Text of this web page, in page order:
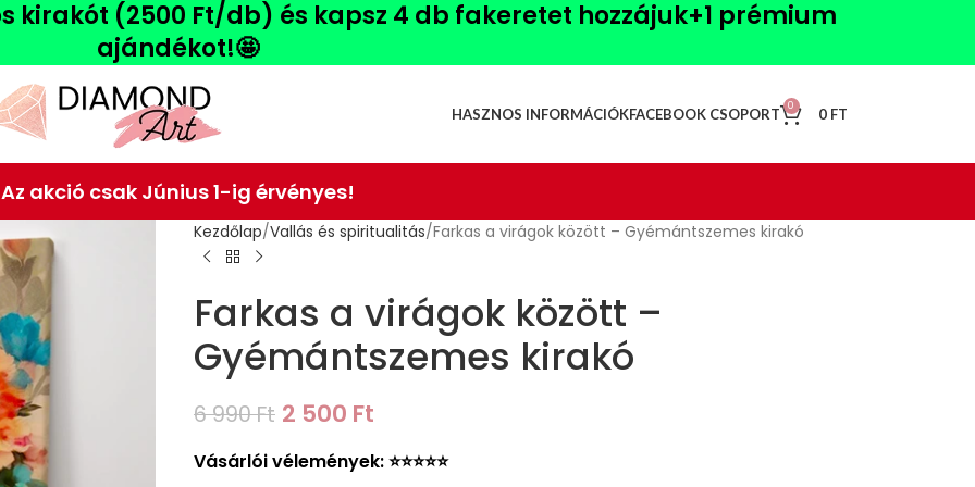
kirakót (2500 Ft/db) és kapsz 4 db fakeretet hozzájuk+1 prémium
ajándékot!🤩
HASZNOS INFORMÁCIÓKFACEBOOK CSOPORT 0 0 FT
Az akció csak Június 1-ig érvényes!
Kezdőlap Vallás és spiritualitás Farkas a virágok között – Gyémántszemes kirakó
Farkas a virágok között –
Gyémántszemes kirakó
6 990Ft 2 500 Ft
Vásárlói vélemények: ⭐️⭐️⭐️⭐️⭐️